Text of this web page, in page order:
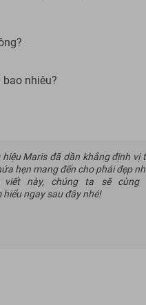
nhiêu?
Maris đã dần khẳng định
hẹn mang đến cho phái đẹp
này, chúng ta sẽ cùng
ngay sau đây nhé!